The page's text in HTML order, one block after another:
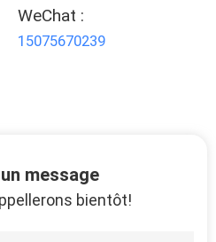
WeChat :
15075670239
message
bientôt!